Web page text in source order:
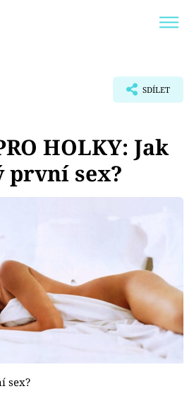
SDÍLET
HOLKY: Jak
první sex?
sex?